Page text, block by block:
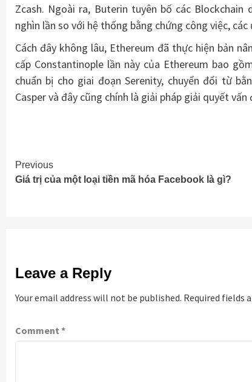
Zcash. Ngoài ra, Buterin tuyên bố các
nghìn lần so với hệ thống bằng chứng công việc,
Cách đây không lâu, Ethereum đã thực hiện bản
cấp Constantinople lần này của Ethereum bao
chuẩn bị cho giai đoạn Serenity, chuyển đổi từ
Casper và đây cũng chính là giải pháp giải quyết
Continue
Reading
Previous
Giá trị của một loại tiền mã hóa Facebook là gì?
Leave a Reply
Your email address will not be published. Required fields
Comment *